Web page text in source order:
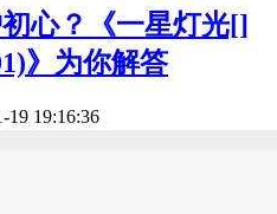
心？《一星灯光[]
》为你解答
19 19:16:36